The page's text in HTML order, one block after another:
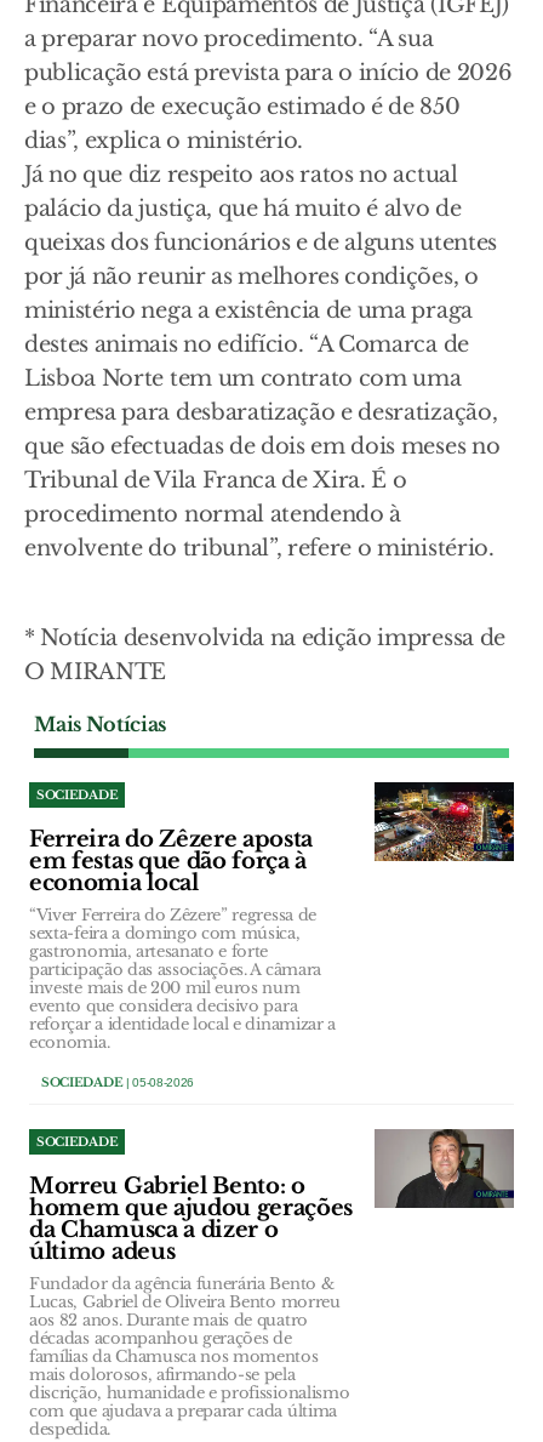
Financeira e Equipamentos de Justiça (IGFEJ)
a preparar novo procedimento. “A sua
publicação está prevista para o início de 2026
e o prazo de execução estimado é de 850
dias”, explica o ministério.
Já no que diz respeito aos ratos no actual
palácio da justiça, que há muito é alvo de
queixas dos funcionários e de alguns utentes
por já não reunir as melhores condições, o
ministério nega a existência de uma praga
destes animais no edifício. “A Comarca de
Lisboa Norte tem um contrato com uma
empresa para desbaratização e desratização,
que são efectuadas de dois em dois meses no
Tribunal de Vila Franca de Xira. É o
procedimento normal atendendo à
envolvente do tribunal”, refere o ministério.
* Notícia desenvolvida na edição impressa de
O MIRANTE
Mais Notícias
SOCIEDADE
Ferreira do Zêzere aposta
em festas que dão força à
economia local
“Viver Ferreira do Zêzere” regressa de
sexta-feira a domingo com música,
gastronomia, artesanato e forte
participação das associações. A câmara
investe mais de 200 mil euros num
evento que considera decisivo para
reforçar a identidade local e dinamizar a
economia.
SOCIEDADE| 05-08-2026
SOCIEDADE
Morreu Gabriel Bento: o
homem que ajudou gerações
da Chamusca a dizer o
último adeus
Fundador da agência funerária Bento &
Lucas, Gabriel de Oliveira Bento morreu
aos 82 anos. Durante mais de quatro
décadas acompanhou gerações de
famílias da Chamusca nos momentos
mais dolorosos, afirmando-se pela
discrição, humanidade e profissionalismo
com que ajudava a preparar cada última
despedida.